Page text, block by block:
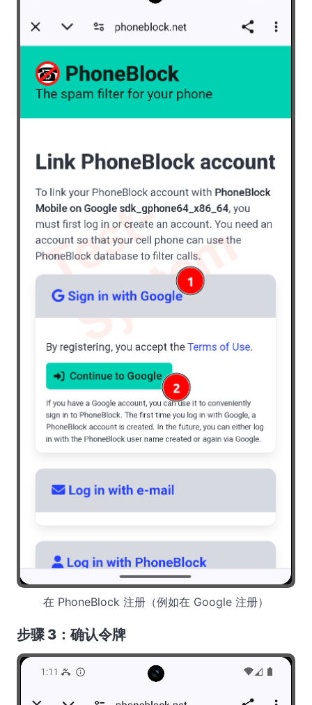
在 PhoneBlock 注册（例如在 Google 注册）
步骤 3：确认令牌